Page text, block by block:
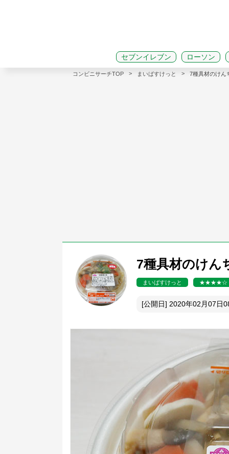
セブンイレブン ローソン
コンビニサーチTOP > まいばすけっと > 7種具材のけん
7種具材のけん
まいばすけっと ★★★★☆
[公開日] 2020年02月07